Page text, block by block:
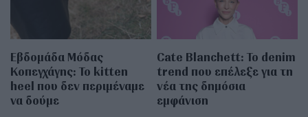
Εβδομάδα Μόδας
Κοπεγχάγης: Το kitten
heel που δεν περιμέναμε
να δούμε
Cate Blanchett: Το denim
trend που επέλεξε για τη
νέα της δημόσια
εμφάνιση